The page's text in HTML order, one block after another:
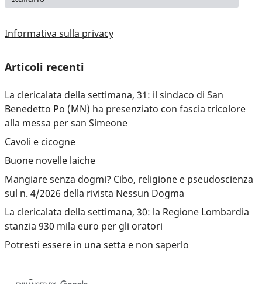
Informativa sulla privacy
Articoli recenti
La clericalata della settimana, 31: il sindaco di San
Benedetto Po (MN) ha presenziato con fascia tricolore
alla messa per san Simeone
Cavoli e cicogne
Buone novelle laiche
Mangiare senza dogmi? Cibo, religione e pseudoscienza
sul n. 4/2026 della rivista Nessun Dogma
La clericalata della settimana, 30: la Regione Lombardia
stanzia 930 mila euro per gli oratori
Potresti essere in una setta e non saperlo